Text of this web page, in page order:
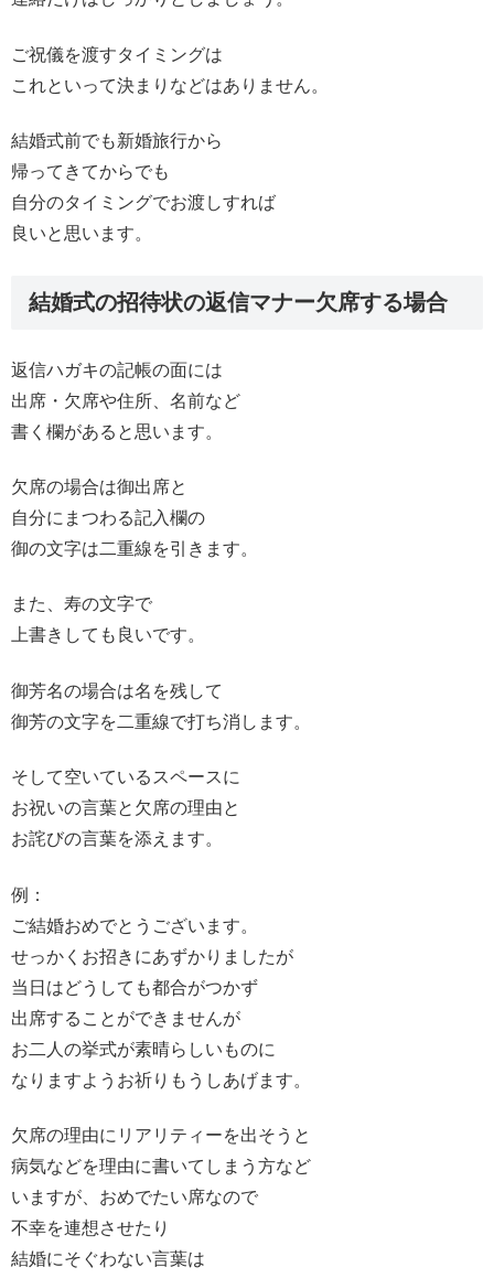
ご祝儀を渡すタイミングは
これといって決まりなどはありません。
結婚式前でも新婚旅行から
帰ってきてからでも
自分のタイミングでお渡しすれば
良いと思います。
結婚式の招待状の返信マナー欠席する場合
返信ハガキの記帳の面には
出席・欠席や住所、名前など
書く欄があると思います。
欠席の場合は御出席と
自分にまつわる記入欄の
御の文字は二重線を引きます。
また、寿の文字で
上書きしても良いです。
御芳名の場合は名を残して
御芳の文字を二重線で打ち消します。
そして空いているスペースに
お祝いの言葉と欠席の理由と
お詫びの言葉を添えます。
例：
ご結婚おめでとうございます。
せっかくお招きにあずかりましたが
当日はどうしても都合がつかず
出席することができませんが
お二人の挙式が素晴らしいものに
なりますようお祈りもうしあげます。
欠席の理由にリアリティーを出そうと
病気などを理由に書いてしまう方など
いますが、おめでたい席なので
不幸を連想させたり
結婚にそぐわない言葉は